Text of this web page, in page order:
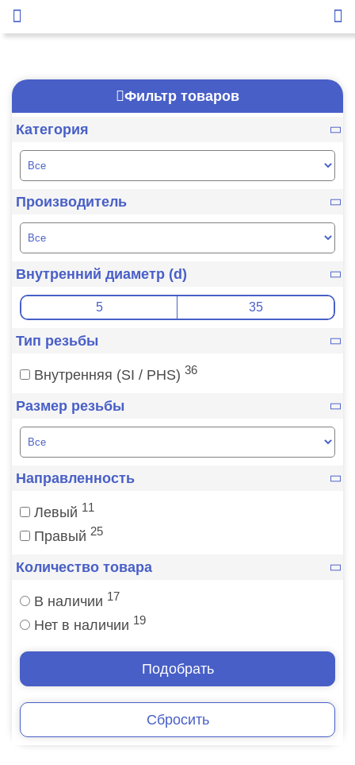
Фильтр товаров
Категория
Производитель
Внутренний диаметр (d)
Тип резьбы
Внутренняя (SI / PHS) 36
Размер резьбы
Направленность
Левый 11
Правый 25
Количество товара
В наличии 17
Нет в наличии 19
Подобрать
Сбросить